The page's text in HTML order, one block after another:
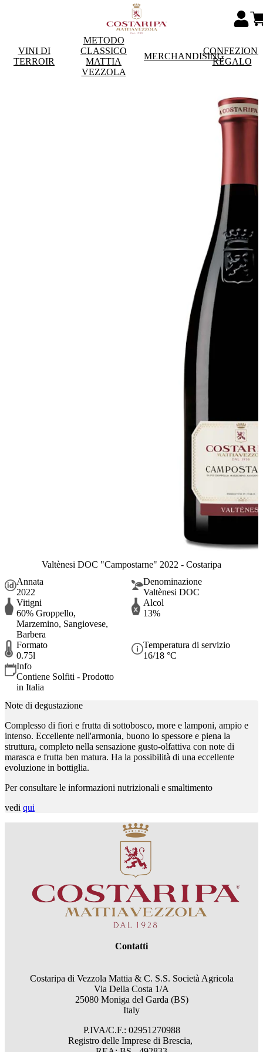
VINI DI
TERROIR
METODO
CLASSICO
MATTIA
VEZZOLA
MERCHANDISING
CONFEZIONI
REGALO
Valtènesi DOC "Campostarne" 2022 - Costaripa
Annata
2022
Denominazione
Valtènesi DOC
Vitigni
60% Groppello,
Marzemino, Sangiovese,
Barbera
Alcol
13%
Formato
0.75l
Temperatura di servizio
16/18 °C
Info
Contiene Solfiti - Prodotto
in Italia
Note di degustazione
Complesso di fiori e frutta di sottobosco, more e lamponi, ampio e
intenso. Eccellente nell'armonia, buono lo spessore e piena la
struttura, completo nella sensazione gusto-olfattiva con note di
marasca e frutta ben matura. Ha la possibilità di una eccellente
evoluzione in bottiglia.
Per consultare le informazioni nutrizionali e smaltimento
vedi qui
Contatti
Costaripa di Vezzola Mattia & C. S.S. Società Agricola
Via Della Costa 1/A
25080 Moniga del Garda (BS)
Italy
P.IVA/C.F.: 02951270988
Registro delle Imprese di Brescia,